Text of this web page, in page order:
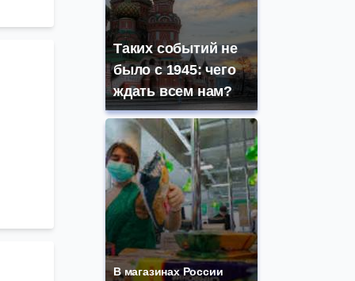
Таких событий не
было с 1945: чего
ждать всем нам?
В магазинах России